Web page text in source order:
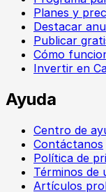
Planes y
Destacar
Publicar
Cómo
Invertir en
Ayuda
Centro de
Contáctanos
Política de
Términos de
Artículos